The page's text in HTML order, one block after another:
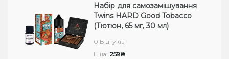
Набір для самозамішування
Twins HARD Good Tobacco
(Тютюн, 65 мг, 30 мл)
0 Відгуків
Ціна: 259₴